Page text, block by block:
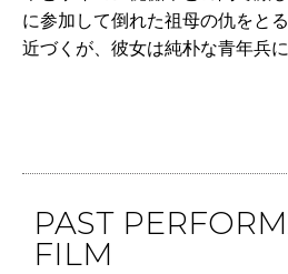
に参加して倒れた祖母の仇をと
近づくが、彼女は純朴な青年兵
PAST
FILM